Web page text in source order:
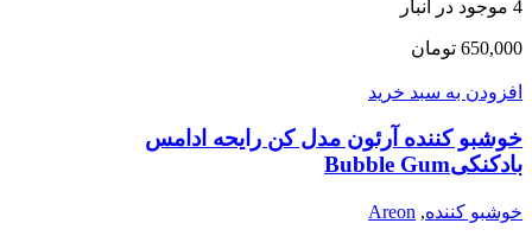
4 موجود در انبار
650,000 تومان
افزودن به سبد خرید
خوشبو کننده آرئون مدل کن رایحه ادامس
بادکنکیBubble Gum
خوشبو کننده,
Areon